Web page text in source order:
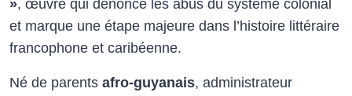
», œuvre qui dénonce les abus du système colonial
et marque une étape majeure dans l’histoire littéraire
francophone et caribéenne.
Né de parents afro-guyanais, administrateur